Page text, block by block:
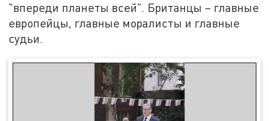
"впереди планеты всей". Британцы – главные
европейцы, главные моралисты и главные
судьи.